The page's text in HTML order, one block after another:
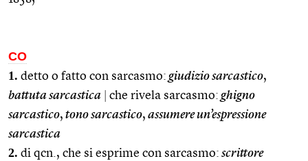
CO
1. detto o fatto con sarcasmo: giudizio sarcastico,
battuta sarcastica
che rivela sarcasmo: ghigno
sarcastico, tono sarcastico, assumere un’espressione
sarcastica
2. di qcn., che si esprime con sarcasmo: scrittore